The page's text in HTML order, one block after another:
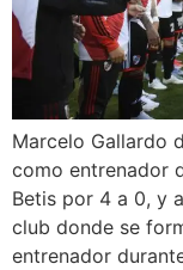
Marcelo Gallardo
como entrenador
Betis por 4 a 0, y
club donde se
entrenador